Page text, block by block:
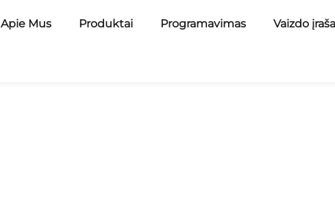
Apie Mus Produktai Programavimas Vaizdo